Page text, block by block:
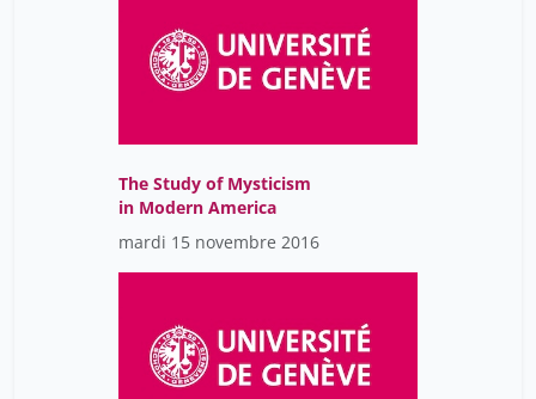
The Study of Mysticism
in Modern America
mardi 15 novembre 2016